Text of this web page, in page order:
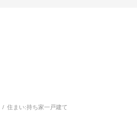
住まい:持ち家一戸建て